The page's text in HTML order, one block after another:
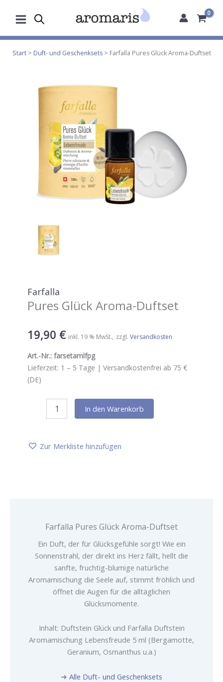
Inhalt
Start> Duft- und Geschenksets> Farfalla Pures Glück Aroma-Duftset
Farfalla
Pures Glück Aroma-Duftset
19,90 € inkl. 19 % MwSt. zzgl. Versandkosten
Art.-Nr.: farsetamlfpg
Lieferzeit: 1 – 5 Tage | Versandkostenfrei ab 75 €
(DE)
Duftset
In den Warenkorb
Zur Merkliste hinzufügen
Farfalla Pures Glück Aroma-Duftset
Ein Duft, der für Glücksgefühle sorgt! Wie ein
Sonnenstrahl, der direkt ins Herz fällt, hellt die
sanfte, fruchtig-blumige natürliche
Aromamischung die Seele auf, stimmt fröhlich und
öffnet die Augen für die alltäglichen
Glücksmomente.
Inhalt: Duftstein Glück und Farfalla Duftstein
Aromamischung Lebensfreude 5 ml (Bergamotte,
Geranium, Osmanthus u.a.)
➜ Alle Duft- und Geschenksets